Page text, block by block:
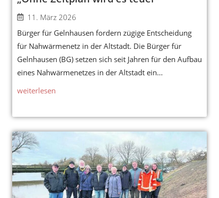
11. März 2026
Bürger für Gelnhausen fordern zügige Entscheidung
für Nahwärmenetz in der Altstadt. Die Bürger für
Gelnhausen (BG) setzen sich seit Jahren für den Aufbau
eines Nahwärmenetzes in der Altstadt ein...
weiterlesen